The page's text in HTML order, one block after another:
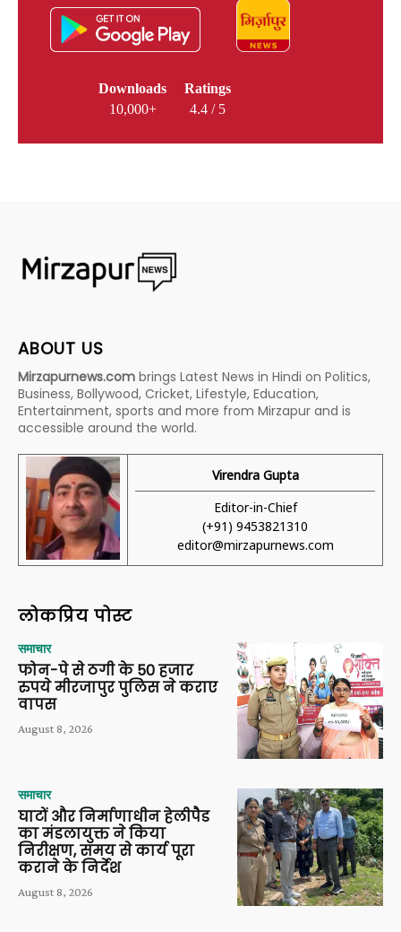
Downloads
10,000+
Ratings
4.4 / 5
ABOUT US
Mirzapurnews.com brings Latest News in Hindi on Politics,
Business, Bollywood, Cricket, Lifestyle, Education,
Entertainment, sports and more from Mirzapur and is
accessible around the world.
Virendra Gupta
Editor-in-Chief
(+91) 9453821310
editor@mirzapurnews.com
लोकप्रिय पोस्ट
समाचार
फोन-पे से ठगी के 50 हजार
रुपये मीरजापुर पुलिस ने कराए
वापस
August 8, 2026
समाचार
घाटों और निर्माणाधीन हेलीपैड
का मंडलायुक्त ने किया
निरीक्षण, समय से कार्य पूरा
कराने के निर्देश
August 8, 2026